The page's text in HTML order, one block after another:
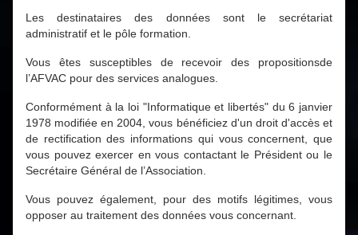
Les destinataires des données sont le secrétariat
administratif et le pôle formation.
Vous êtes susceptibles de recevoir des propositionsde
l’AFVAC pour des services analogues.
Conformément à la loi "Informatique et libertés" du 6 janvier
1978 modifiée en 2004, vous bénéficiez d'un droit d'accès et
de rectification des informations qui vous concernent, que
vous pouvez exercer en vous contactant le Président ou le
Secrétaire Général de l’Association.
Vous pouvez également, pour des motifs légitimes, vous
opposer au traitement des données vous concernant.